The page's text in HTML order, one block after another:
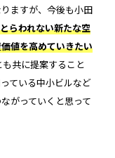
ますが、今後も小田
らわれない新たな空
値を高めていきたい
共に提案すること
ている中小ビルなど
がっていくと思って